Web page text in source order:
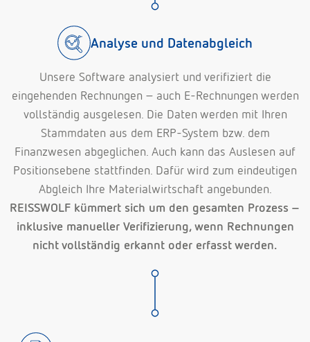
Analyse und Datenabgleich
Unsere Software analysiert und verifiziert die
eingehenden Rechnungen – auch E-Rechnungen werden
vollständig ausgelesen. Die Daten werden mit Ihren
Stammdaten aus dem ERP-System bzw. dem
Finanzwesen abgeglichen. Auch kann das Auslesen auf
Positionsebene stattfinden. Dafür wird zum eindeutigen
Abgleich Ihre Materialwirtschaft angebunden.
REISSWOLF kümmert sich um den gesamten Prozess –
inklusive manueller Verifizierung, wenn Rechnungen
nicht vollständig erkannt oder erfasst werden.